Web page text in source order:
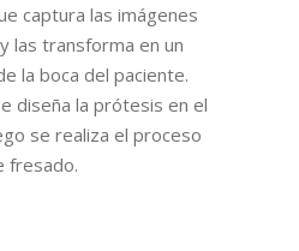
captura las imágenes
las transforma en un
la boca del paciente.
diseña la prótesis en el
se realiza el proceso
fresado.